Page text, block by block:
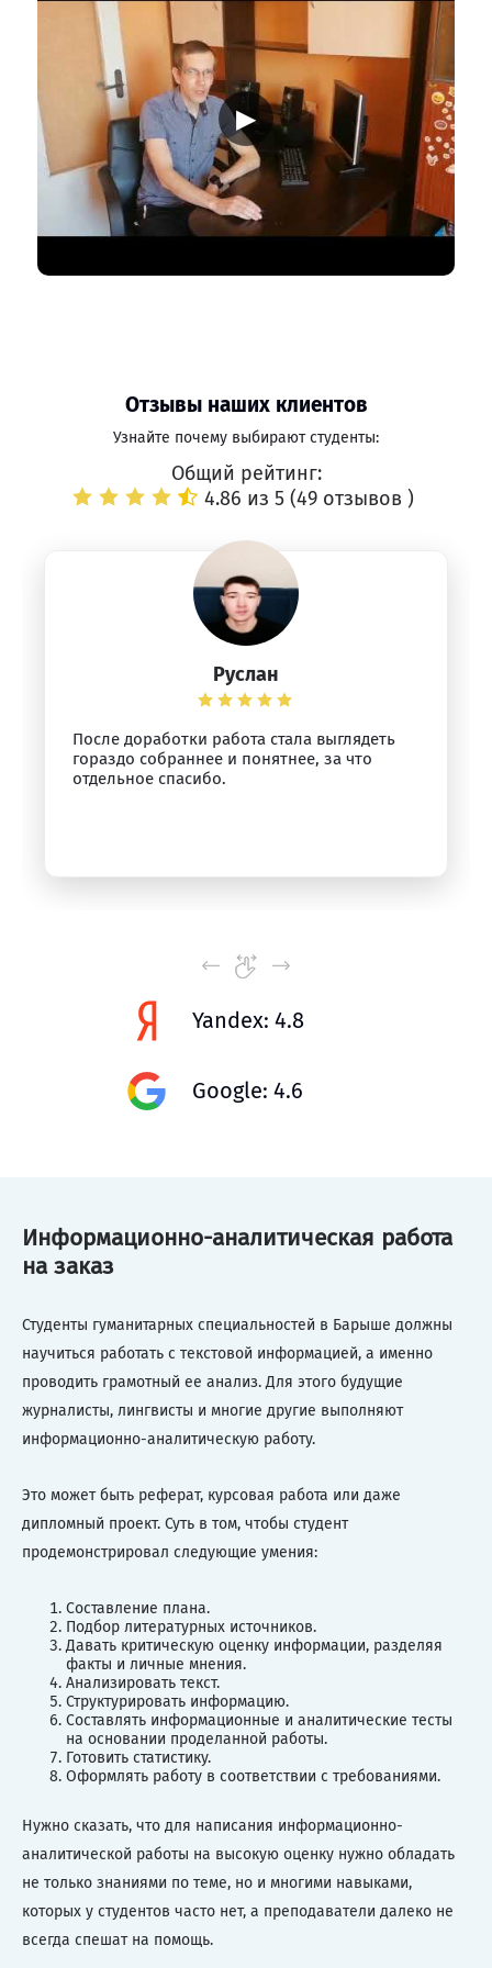
▶
Отзывы наших клиентов
Узнайте почему выбирают студенты:
Общий рейтинг:
4.86 из 5 (49 отзывов )
Руслан
После доработки работа стала выглядеть
гораздо собраннее и понятнее, за что
отдельное спасибо.
Yandex: 4.8
Google: 4.6
Информационно-аналитическая работа
на заказ
Студенты гуманитарных специальностей в Барыше должны
научиться работать с текстовой информацией, а именно
проводить грамотный ее анализ. Для этого будущие
журналисты, лингвисты и многие другие выполняют
информационно-аналитическую работу.
Это может быть реферат, курсовая работа или даже
дипломный проект. Суть в том, чтобы студент
продемонстрировал следующие умения:
Составление плана.
Подбор литературных источников.
Давать критическую оценку информации, разделяя
факты и личные мнения.
Анализировать текст.
Структурировать информацию.
Составлять информационные и аналитические тесты
на основании проделанной работы.
Готовить статистику.
Оформлять работу в соответствии с требованиями.
Нужно сказать, что для написания информационно-
аналитической работы на высокую оценку нужно обладать
не только знаниями по теме, но и многими навыками,
которых у студентов часто нет, а преподаватели далеко не
всегда спешат на помощь.